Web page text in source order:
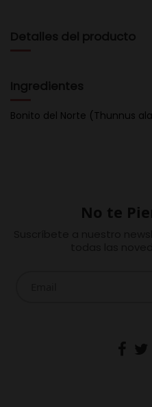
Detalles del producto
Ingredientes
Bonito del Norte (Thunnus
No te